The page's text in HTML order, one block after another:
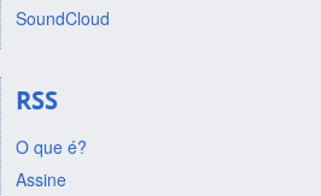
SoundCloud
RSS
O que é?
Assine